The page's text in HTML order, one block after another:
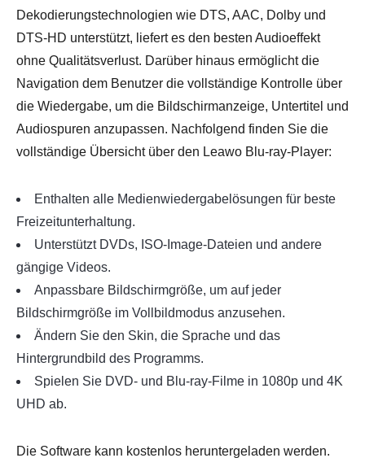
Dekodierungstechnologien wie DTS, AAC, Dolby und
DTS-HD unterstützt, liefert es den besten Audioeffekt
ohne Qualitätsverlust. Darüber hinaus ermöglicht die
Navigation dem Benutzer die vollständige Kontrolle über
die Wiedergabe, um die Bildschirmanzeige, Untertitel und
Audiospuren anzupassen. Nachfolgend finden Sie die
vollständige Übersicht über den Leawo Blu-ray-Player:
Enthalten alle Medienwiedergabelösungen für beste
Freizeitunterhaltung.
Unterstützt DVDs, ISO-Image-Dateien und andere
gängige Videos.
Anpassbare Bildschirmgröße, um auf jeder
Bildschirmgröße im Vollbildmodus anzusehen.
Ändern Sie den Skin, die Sprache und das
Hintergrundbild des Programms.
Spielen Sie DVD- und Blu-ray-Filme in 1080p und 4K
UHD ab.
Die Software kann kostenlos heruntergeladen werden.